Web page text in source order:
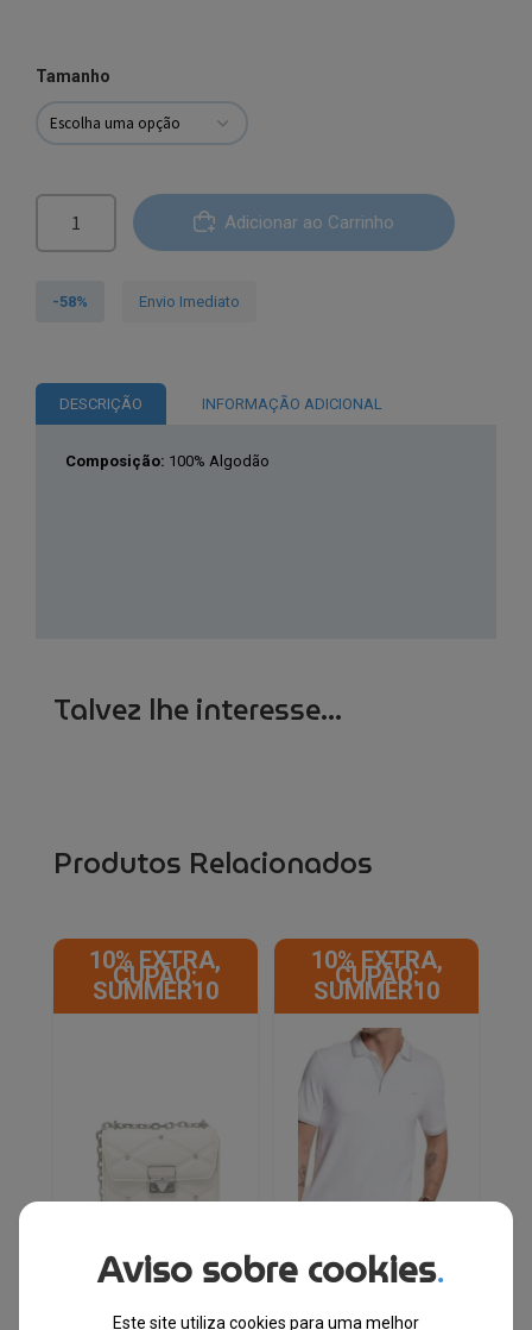
Tamanho
Kors®
Homem
OF15FY220B
Adicionar ao Carrinho
-58% Envio Imediato
DESCRIÇÃO INFORMAÇÃO ADICIONAL
Composição: 100% Algodão
Talvez lhe interesse...
Produtos Relacionados
10% EXTRA,
CUPÃO:
SUMMER10
Michael Kors® Mala
10% EXTRA,
CUPÃO:
SUMMER10
Michael Kors® Polo
Aviso sobre cookies.
Este site utiliza cookies para uma melhor